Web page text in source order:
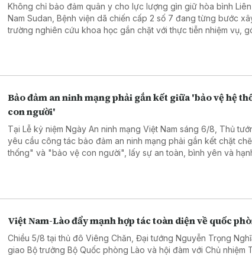
Không chỉ bảo đảm quân y cho lực lượng gìn giữ hòa bình
Nam Sudan, Bệnh viện dã chiến cấp 2 số 7 đang từng bước
trường nghiên cứu khoa học gắn chặt với thực tiễn nhiệm vụ,
Bảo đảm an ninh mạng phải gắn kết giữa 'bảo vệ hệ
con người'
Tại Lễ kỷ niệm Ngày An ninh mạng Việt Nam sáng 6/8, Thủ
yêu cầu công tác bảo đảm an ninh mạng phải gắn kết chặt
thống" và "bảo vệ con người", lấy sự an toàn, bình yên và
Việt Nam-Lào đẩy mạnh hợp tác toàn diện về quốc
Chiều 5/8 tại thủ đô Viêng Chăn, Đại tướng Nguyễn Trọng
giao Bộ trưởng Bộ Quốc phòng Lào và hội đàm với Chủ nhiệm